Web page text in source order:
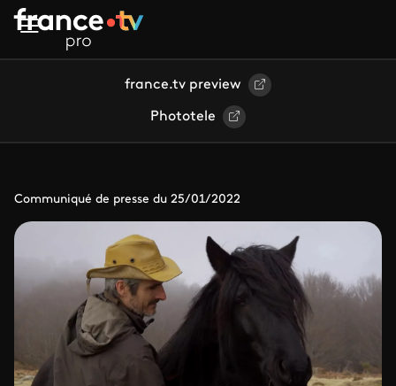
Aller au contenu principal
france.tv preview
Phototele
Communiqué de presse du 25/01/2022